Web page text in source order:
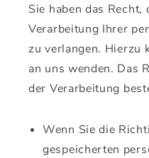
Sie haben das
Verarbeitung Ihrer
zu verlangen. Hierzu
an uns wenden. Das
der Verarbeitung
Wenn Sie die
gespeicherten